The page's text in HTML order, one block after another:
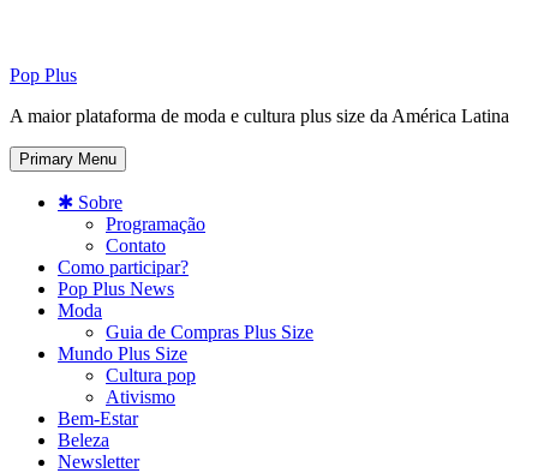
Pop Plus
A maior plataforma de moda e cultura plus size da América Latina
Primary Menu
✱ Sobre
Programação
Contato
Como participar?
Pop Plus News
Moda
Guia de Compras Plus Size
Mundo Plus Size
Cultura pop
Ativismo
Bem-Estar
Beleza
Newsletter